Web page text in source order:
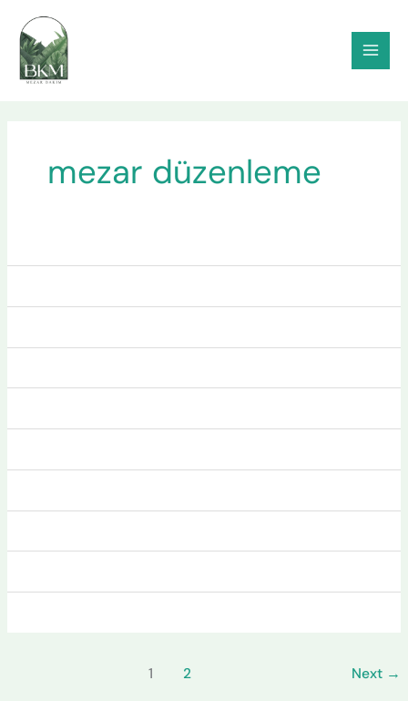
atla
mezar düzenleme
1 2 Next →